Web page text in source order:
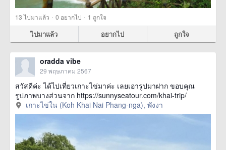
13ไปมาแล้ว · 0 อยากไป · 1 ถูกใจ
ไปมาแล้ว อยากไป ถูกใจ
oradda vibe
29 พฤษภาคม 2567
สวัสดีค่ะ ได้ไปเที่ยวเกาะไข่มาค่ะ เลยเอารูปมาฝาก ขอบคุณ
รูปภาพบางส่วนจาก https://sunnyseatour.com/khai-trip/
เกาะไข่ใน (Koh Khai Nai Phang-nga), พังงา